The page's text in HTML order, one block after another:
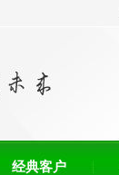
经典客户